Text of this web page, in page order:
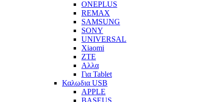
ONEPLUS
REMAX
SAMSUNG
SONY
UNIVERSAL
Xiaomi
ZTE
Αλλα
Για Tablet
Καλωδια USB
APPLE
BASEUS